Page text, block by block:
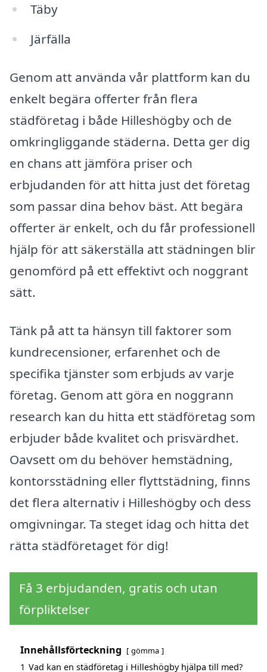
Täby
Järfälla
Genom att använda vår plattform kan du
enkelt begära offerter från flera
städföretag i både Hilleshögby och de
omkringliggande städerna. Detta ger dig
en chans att jämföra priser och
erbjudanden för att hitta just det företag
som passar dina behov bäst. Att begära
offerter är enkelt, och du får professionell
hjälp för att säkerställa att städningen blir
genomförd på ett effektivt och noggrant
sätt.
Tänk på att ta hänsyn till faktorer som
kundrecensioner, erfarenhet och de
specifika tjänster som erbjuds av varje
företag. Genom att göra en noggrann
research kan du hitta ett städföretag som
erbjuder både kvalitet och prisvärdhet.
Oavsett om du behöver hemstädning,
kontorsstädning eller flyttstädning, finns
det flera alternativ i Hilleshögby och dess
omgivningar. Ta steget idag och hitta det
rätta städföretaget för dig!
Få 3 erbjudanden, gratis och utan
förpliktelser
Innehållsförteckning gömma
1 Vad kan en städföretag i Hilleshögby hjälpa till med?